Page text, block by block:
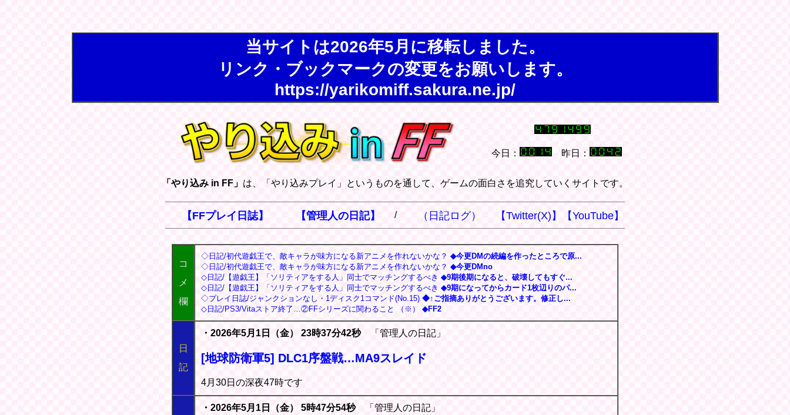
当サイトは2026年5月に移転しました。
リンク・ブックマークの変更をお願いします。
https://yarikomiff.sakura.ne.jp/
今日： 昨日：
「やり込み in FF」 は、「やり込みプレイ」というものを通して、ゲームの面白さを追究していくサイトです。
【FFプレイ日誌】 【管理人の日記】 / （日記ログ） 【Twitter(X)】 【YouTube】
コ
メ
欄
◇日記/初代遊戯王で、敵キャラが味方になる新アニメを作れないかな？ ◆今更DMの続編を作ったところで原...
◇日記/初代遊戯王で、敵キャラが味方になる新アニメを作れないかな？ ◆今更DMno
◇日記/【遊戯王】「ソリティアをする人」同士でマッチングするべき ◆9期後期になると、破壊してもすぐ...
◇日記/【遊戯王】「ソリティアをする人」同士でマッチングするべき ◆9期になってからカード1枚辺りのパ...
◇プレイ日誌/ジャンクションなし・1ディスク1コマンド(No.15) ◆↑ご指摘ありがとうございます。修正し...
◇日記/PS3/Vitaストア終了…②FFシリーズに関わること （※） ◆FF2
日
記
・2026年5月1日（金） 23時37分42秒「管理人の日記」
[地球防衛軍5] DLC1序盤戦…MA9スレイド
4月30日の深夜47時です
・2026年5月1日（金） 5時47分54秒「管理人の日記」